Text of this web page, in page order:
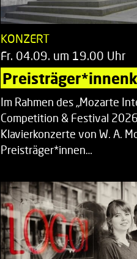
KONZERT
Fr. 04.09. um 19.00 Uhr
Im Rahmen des „Mozarte
Competition & Festival
Klavierkonzerte von W. A.
Preisträger*innen…